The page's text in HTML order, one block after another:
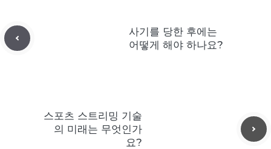
사기를 당한 후에는
어떻게 해야 하나요?
스포츠 스트리밍 기술
의 미래는 무엇인가
요?